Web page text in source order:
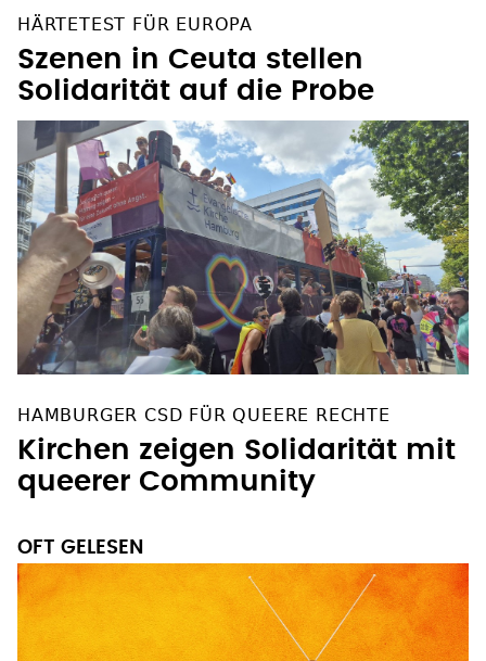
HÄRTETEST FÜR EUROPA
Szenen in Ceuta stellen
Solidarität auf die Probe
HAMBURGER CSD FÜR QUEERE RECHTE
Kirchen zeigen Solidarität mit
queerer Community
OFT GELESEN